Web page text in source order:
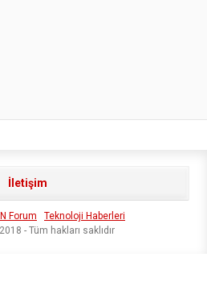
İletişim
Forum
Teknoloji Haberleri
- Tüm hakları saklıdır